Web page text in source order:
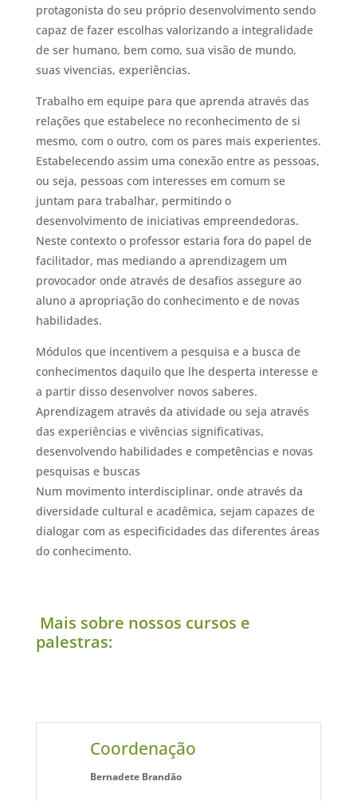
protagonista do seu próprio desenvolvimento sendo
capaz de fazer escolhas valorizando a integralidade
de ser humano, bem como, sua visão de mundo,
suas vivencias, experiências.
Trabalho em equipe para que aprenda através das
relações que estabelece no reconhecimento de si
mesmo, com o outro, com os pares mais experientes.
Estabelecendo assim uma conexão entre as pessoas,
ou seja, pessoas com interesses em comum se
juntam para trabalhar, permitindo o
desenvolvimento de iniciativas empreendedoras.
Neste contexto o professor estaria fora do papel de
facilitador, mas mediando a aprendizagem um
provocador onde através de desafios assegure ao
aluno a apropriação do conhecimento e de novas
habilidades.
Módulos que incentivem a pesquisa e a busca de
conhecimentos daquilo que lhe desperta interesse e
a partir disso desenvolver novos saberes.
Aprendizagem através da atividade ou seja através
das experiências e vivências significativas,
desenvolvendo habilidades e competências e novas
pesquisas e buscas
Num movimento interdisciplinar, onde através da
diversidade cultural e acadêmica, sejam capazes de
dialogar com as especificidades das diferentes áreas
do conhecimento.
Mais sobre nossos cursos e
palestras:
Coordenação
Bernadete Brandão